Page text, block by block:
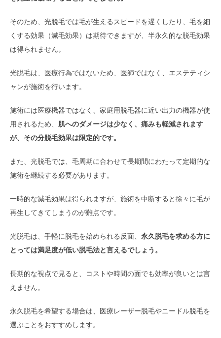
そのため、光脱毛では毛が生えるスピードを遅くしたり、毛を細
くする効果（減毛効果）は期待できますが、半永久的な脱毛効果
は得られません。
光脱毛は、医療行為ではないため、医師ではなく、エステティシ
ャンが施術を行います。
施術には医療機器ではなく、家庭用脱毛器に近い出力の機器が使
用されるため、 肌へのダメージは少なく、痛みも軽減されます
が、その分脱毛効果は限定的です。
また、光脱毛では、毛周期に合わせて長期間にわたって定期的な
施術を継続する必要があります。
一時的な減毛効果は得られますが、施術を中断すると徐々に毛が
再生してきてしまうのが難点です。
光脱毛は、手軽に脱毛を始められる反面、 永久脱毛を求める方に
とっては満足度が低い脱毛法と言えるでしょう。
長期的な視点で見ると、コストや時間の面でも効率が良いとは言
えません。
永久脱毛を希望する場合は、医療レーザー脱毛やニードル脱毛を
選ぶことをおすすめします。